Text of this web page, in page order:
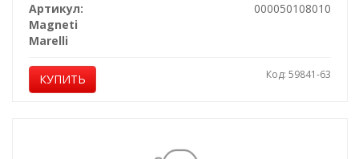
Артикул:
000050108010
Magneti
Marelli
КУПИТЬ Код: 59841-63